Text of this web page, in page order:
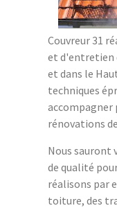
Couvreur 31
et d'entretien
et dans le
techniques
accompagner
rénovations
Nous sauront
de qualité
réalisons par
toiture, des